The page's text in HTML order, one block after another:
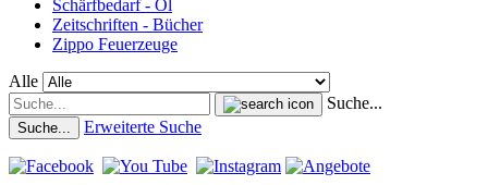
Schärfbedarf - Öl
Zeitschriften - Bücher
Zippo Feuerzeuge
Alle
Suche...
Suche... Erweiterte Suche